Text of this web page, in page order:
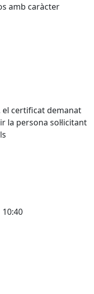
amb caràcter
certificat demanat
la persona sol·licitant